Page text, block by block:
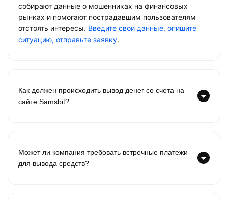
собирают данные о мошенниках на финансовых
рынках и помогают пострадавшим пользователям
отстоять интересы. Введите свои данные, опишите
ситуацию, отправьте заявку.
Как должен происходить вывод денег со счета на
сайте Samsbit?
Может ли компания требовать встречные платежи
для вывода средств?